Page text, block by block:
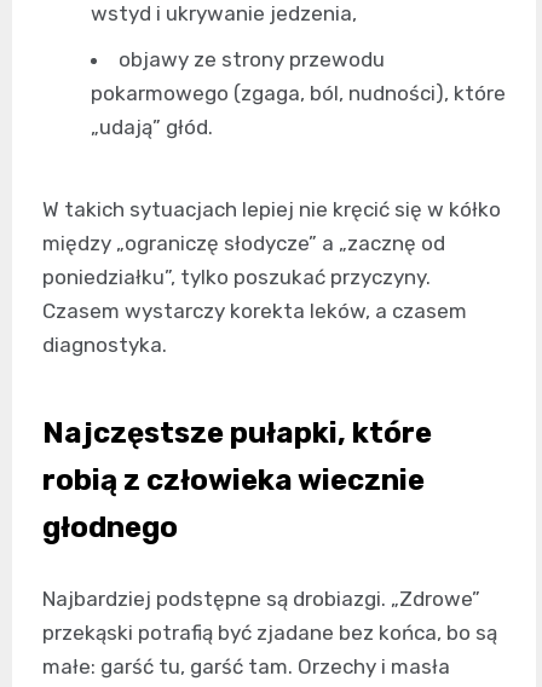
wstyd i ukrywanie jedzenia,
objawy ze strony przewodu
pokarmowego (zgaga, ból, nudności), które
„udają” głód.
W takich sytuacjach lepiej nie kręcić się w kółko
między „ograniczę słodycze” a „zacznę od
poniedziałku”, tylko poszukać przyczyny.
Czasem wystarczy korekta leków, a czasem
diagnostyka.
Najczęstsze pułapki, które
robią z człowieka wiecznie
głodnego
Najbardziej podstępne są drobiazgi. „Zdrowe”
przekąski potrafią być zjadane bez końca, bo są
małe: garść tu, garść tam. Orzechy i masła